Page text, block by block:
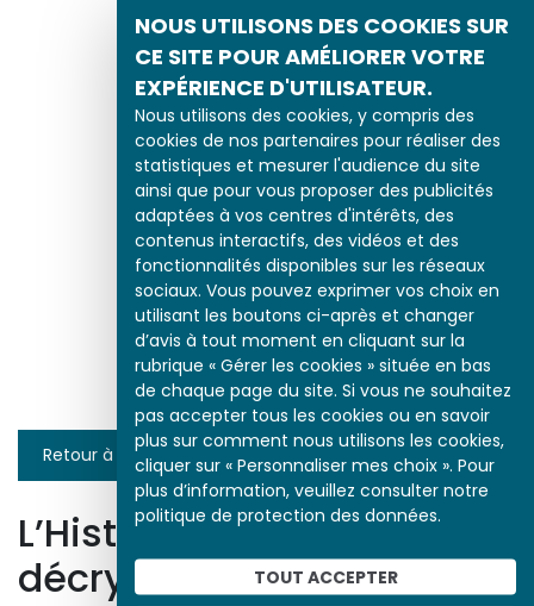
NOUS UTILISONS DES COOKIES SUR
CE SITE POUR AMÉLIORER VOTRE
EXPÉRIENCE D'UTILISATEUR.
Nous utilisons des cookies, y compris des
cookies de nos partenaires pour réaliser des
statistiques et mesurer l'audience du site
ainsi que pour vous proposer des publicités
adaptées à vos centres d'intérêts, des
contenus interactifs, des vidéos et des
fonctionnalités disponibles sur les réseaux
sociaux. Vous pouvez exprimer vos choix en
utilisant les boutons ci-après et changer
d’avis à tout moment en cliquant sur la
rubrique « Gérer les cookies » située en bas
de chaque page du site. Si vous ne souhaitez
pas accepter tous les cookies ou en savoir
plus sur comment nous utilisons les cookies,
cliquer sur « Personnaliser mes choix ». Pour
plus d’information, veuillez consulter notre
politique de protection des données.
TOUT ACCEPTER
L'architecture
publicitaire du garage
Marbeuf (Laprade &
Bazin, 1928-1929)
Retour à la liste
L’Histoire par l’image
décrypte l’histoire